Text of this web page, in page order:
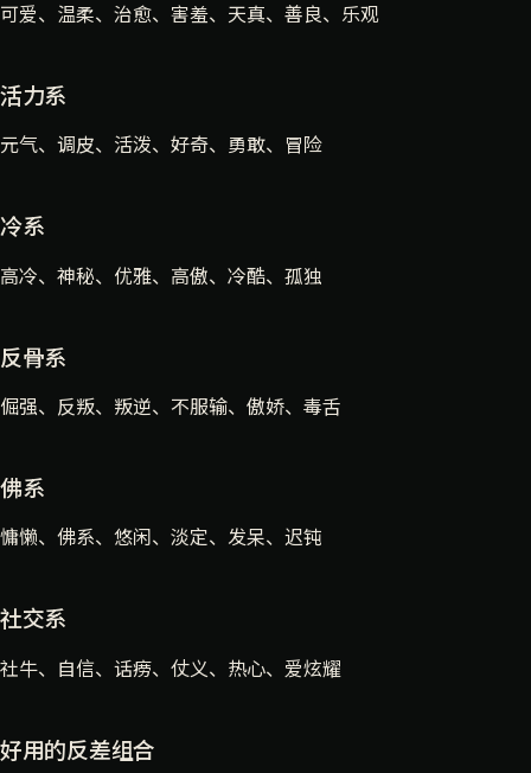
可爱、温柔、治愈、害羞、天真、善良、乐观
活力系
元气、调皮、活泼、好奇、勇敢、冒险
冷系
高冷、神秘、优雅、高傲、冷酷、孤独
反骨系
倔强、反叛、叛逆、不服输、傲娇、毒舌
佛系
慵懒、佛系、悠闲、淡定、发呆、迟钝
社交系
社牛、自信、话痨、仗义、热心、爱炫耀
好用的反差组合